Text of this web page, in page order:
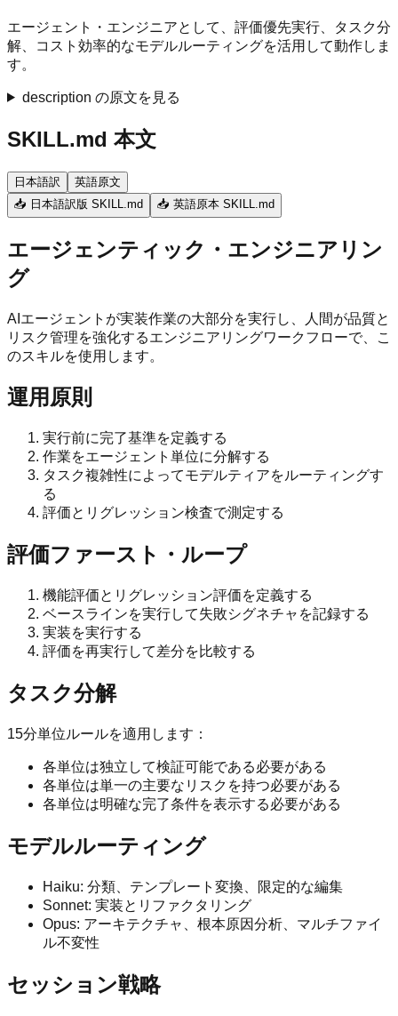
エージェント・エンジニアとして、評価優先実行、タスク分
解、コスト効率的なモデルルーティングを活用して動作しま
す。
description の原文を見る
SKILL.md 本文
日本語訳
英語原文
📥 日本語訳版 SKILL.md
📥 英語原本 SKILL.md
エージェンティック・エンジニアリン
グ
AIエージェントが実装作業の大部分を実行し、人間が品質と
リスク管理を強化するエンジニアリングワークフローで、こ
のスキルを使用します。
運用原則
実行前に完了基準を定義する
作業をエージェント単位に分解する
タスク複雑性によってモデルティアをルーティングす
る
評価とリグレッション検査で測定する
評価ファースト・ループ
機能評価とリグレッション評価を定義する
ベースラインを実行して失敗シグネチャを記録する
実装を実行する
評価を再実行して差分を比較する
タスク分解
15分単位ルールを適用します：
各単位は独立して検証可能である必要がある
各単位は単一の主要なリスクを持つ必要がある
各単位は明確な完了条件を表示する必要がある
モデルルーティング
Haiku: 分類、テンプレート変換、限定的な編集
Sonnet: 実装とリファクタリング
Opus: アーキテクチャ、根本原因分析、マルチファイ
ル不変性
セッション戦略